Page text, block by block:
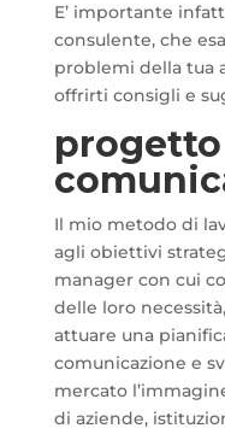
E’ importante
consulente, che
problemi della tua
offrirti consigli e
Il mio metodo di
agli obiettivi
manager con cui
delle loro
attuare una
comunicazione e
mercato
di aziende,